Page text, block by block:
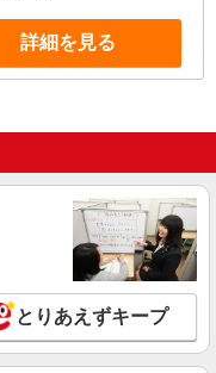
詳細を見る
とりあえずキープ